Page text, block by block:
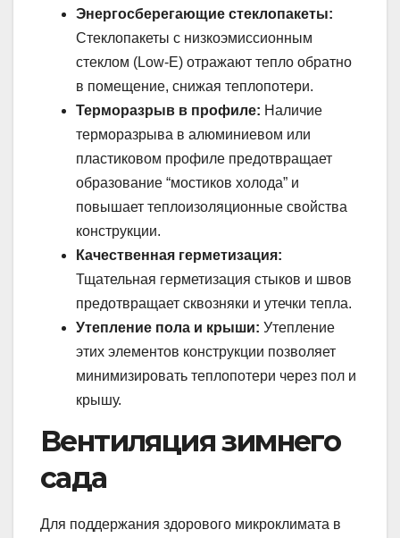
Энергосберегающие стеклопакеты:
Стеклопакеты с низкоэмиссионным
стеклом (Low-E) отражают тепло обратно
в помещение, снижая теплопотери.
Терморазрыв в профиле: Наличие
терморазрыва в алюминиевом или
пластиковом профиле предотвращает
образование “мостиков холода” и
повышает теплоизоляционные свойства
конструкции.
Качественная герметизация:
Тщательная герметизация стыков и швов
предотвращает сквозняки и утечки тепла.
Утепление пола и крыши: Утепление
этих элементов конструкции позволяет
минимизировать теплопотери через пол и
крышу.
Вентиляция зимнего
сада
Для поддержания здорового микроклимата в